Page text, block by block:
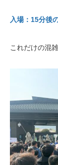
入場：15分後
これだけの混